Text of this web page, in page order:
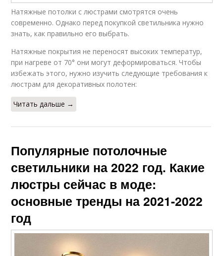
Натяжные потолки с люстрами смотрятся очень
современно. Однако перед покупкой светильника нужно
знать, как правильно его выбрать.
Натяжные покрытия не переносят высоких температур,
при нагреве от 70° они могут деформироваться. Чтобы
избежать этого, нужно изучить следующие требования к
люстрам для декоративных полотен:
Читать дальше →
Популярные потолочные
светильники на 2022 год. Какие
люстры сейчас в моде:
основные тренды на 2021-2022
год